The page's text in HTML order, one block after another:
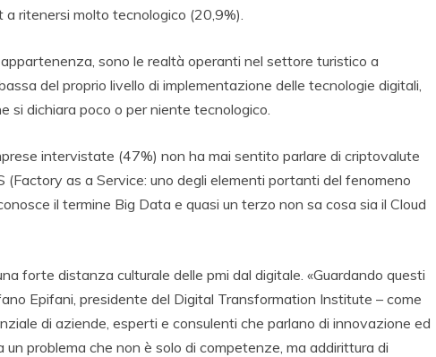
ritenersi molto tecnologico (20,9%).
sono le realtà operanti nel settore turistico a
del proprio livello di implementazione delle tecnologie digitali,
si dichiara poco o per niente tecnologico.
intervistate (47%) non ha mai sentito parlare di criptovalute
(Factory as a Service: uno degli elementi portanti del fenomeno
il termine Big Data e quasi un terzo non sa cosa sia il Cloud
forte distanza culturale delle pmi dal digitale. «Guardando questi
Epifani, presidente del Digital Transformation Institute – come
di aziende, esperti e consulenti che parlano di innovazione ed
problema che non è solo di competenze, ma addirittura di